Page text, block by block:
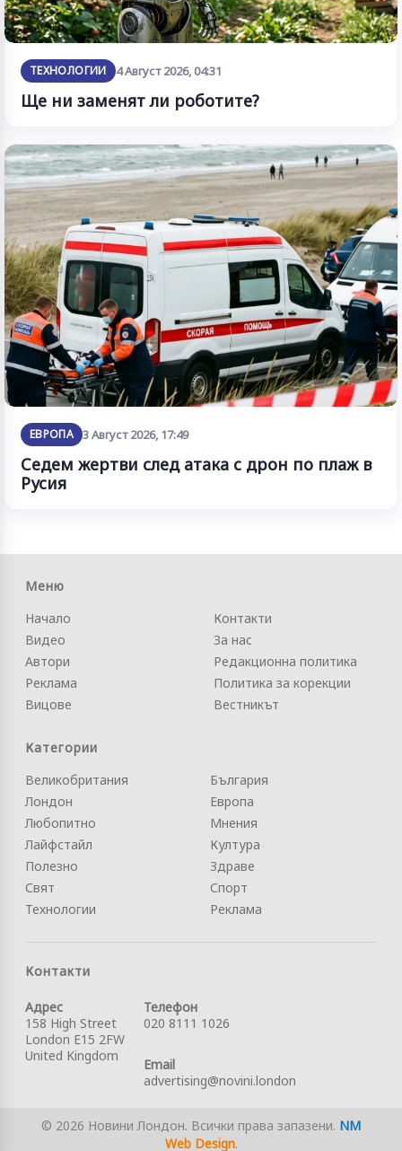
ТЕХНОЛОГИИ 4 Август 2026, 04:31
Ще ни заменят ли роботите?
ЕВРОПА 3 Август 2026, 17:49
Седем жертви след атака с дрон по плаж в
Русия
Меню
Начало
Видео
Автори
Реклама
Вицове
Контакти
За нас
Редакционна политика
Политика за корекции
Вестникът
Категории
Великобритания
Лондон
Любопитно
Лайфстайл
Полезно
Свят
Технологии
България
Европа
Мнения
Култура
Здраве
Спорт
Реклама
Контакти
Адрес
158 High Street
London E15 2FW
United Kingdom
Телефон
020 8111 1026
Email
advertising@novini.london
© 2026 Новини Лондон. Всички права запазени. NM
Web Design.